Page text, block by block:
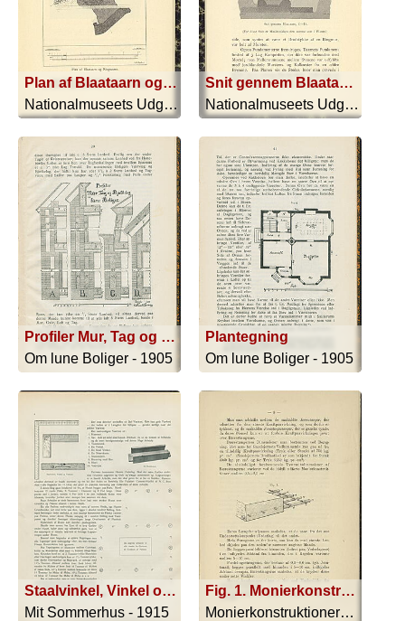
Plan af Blaataarn og Ringmuren
Nationalmuseets Udgravning Af Blaataarn - 1906
Snit gennem Blaataarn og Ringmuren, A-B; Snit gennem Blaataarn, C-D
Nationalmuseets Udgravning Af Blaataarn - 1906
Profiler Mur, Tag og Bjælkelag til Lune Boliger. Konst: 1904 af Knud Borring
Om lune Boliger - 1905
Plantegning
Om lune Boliger - 1905
Staalvinkel, Vinkel og Vaterpas
Mit Sommerhus - 1915
Fig. 1. Monierkonstruktionerne
Monierkonstruktionerne - 1893